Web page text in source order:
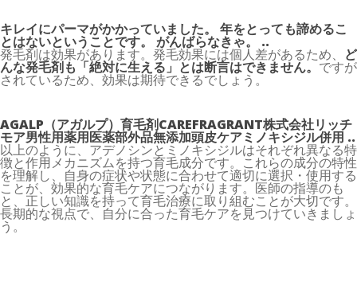
キレイにパーマがかかっていました。 年をとっても諦めるこ
とはないということです。 がんばらなきゃ。 ..
発毛剤は効果があります。発毛効果には個人差があるため、 ど
んな発毛剤も「絶対に生える」とは断言はできません。 ですが
されているため、効果は期待できるでしょう。
AGALP（アガルプ）育毛剤CAREFRAGRANT株式会社リッチ
モア男性用薬用医薬部外品無添加頭皮ケアミノキシジル併用 ..
以上のように、アデノシンとミノキシジルはそれぞれ異なる特
徴と作用メカニズムを持つ育毛成分です。これらの成分の特性
を理解し、自身の症状や状態に合わせて適切に選択・使用する
ことが、効果的な育毛ケアにつながります。医師の指導のも
と、正しい知識を持って育毛治療に取り組むことが大切です。
長期的な視点で、自分に合った育毛ケアを見つけていきましょ
う。